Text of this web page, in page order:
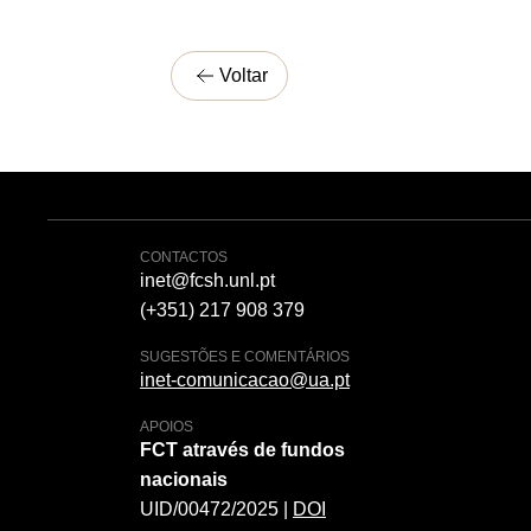
Voltar
CONTACTOS
inet@fcsh.unl.pt
(+351) 217 908 379
SUGESTÕES E COMENTÁRIOS
inet-comunicacao@ua.pt
APOIOS
FCT através de fundos
nacionais
UID/00472/2025 |
DOI